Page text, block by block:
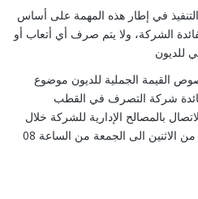
في إطار هذه المهمة على أساس
الشركة، ولا يتم صرف أي أتعاب أو
القيمة الجملية للديون موضوع
لفائدة شركة التصرف في القطب
بالمصالح الإدارية للشركة خلال
أيام العمل من الاثنين الى الجمعة من الساعة 08h30 صباحا الى الساعة